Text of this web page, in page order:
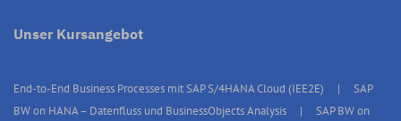
Unser Kursangebot
End-to-End Business Processes mit SAP S/4HANA Cloud (IEE2E)
SAP
BW on HANA – Datenfluss und BusinessObjects Analysis
SAP BW on